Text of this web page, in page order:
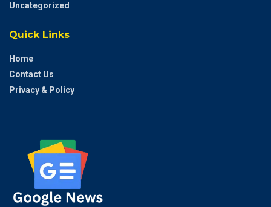
Uncategorized
Quick Links
Home
Contact Us
Privacy & Policy